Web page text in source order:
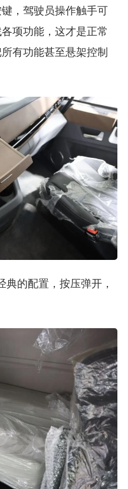
，驾驶员操作触手可
项功能，这才是正常
有功能甚至悬架控制
的配置，按压弹开，